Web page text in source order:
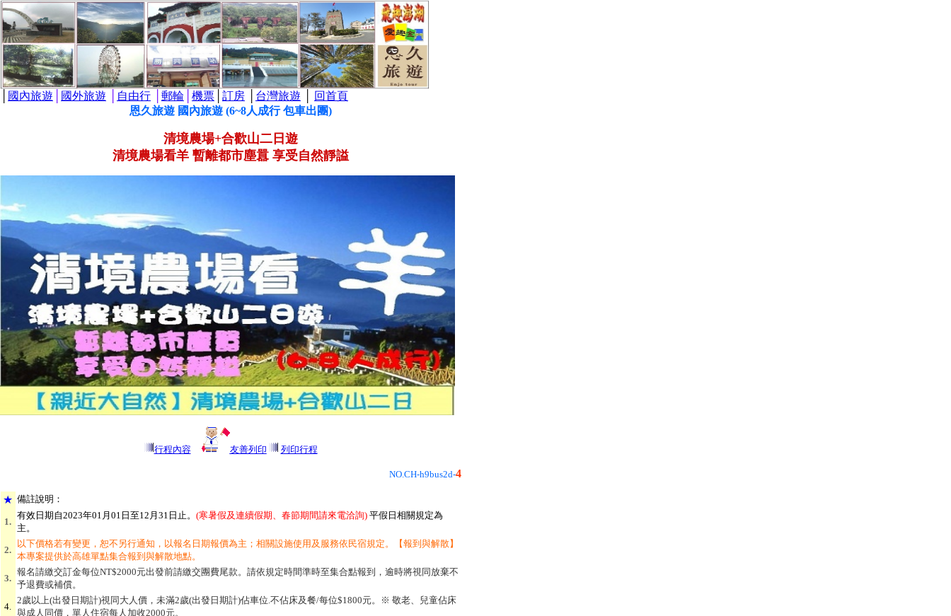
國內旅遊 國外旅遊 自由行 郵輪 機票 訂房 台灣旅遊
回首頁
恩久旅遊 國內旅遊 (6~8人成行 包車出團)
清境農場+合歡山二日遊
清境農場看羊 暫離都市塵囂 享受自然靜謚
行程內容 友善列印 列印行程
NO.CH-h9bus2d-4
★ 備註說明：
1.
有效日期自2023年01月01日至12月31日止。 (寒暑假及連續假期、春節期間請來電洽詢) 平假日相關規定為
主。
2.
以下價格若有變更，恕不另行通知，以報名日期報價為主；相關設施使用及服務依民宿規定。【報到與解散】
本專案提供於高雄單點集合報到與解散地點。
3.
報名請繳交訂金每位NT$2000元出發前請繳交團費尾款。請依規定時間準時至集合點報到，逾時將視同放棄不
予退費或補償。
4.
2歲以上(出發日期計)視同大人價，未滿2歲(出發日期計)佔車位.不佔床及餐/每位$1800元。※ 敬老、兒童佔床
與成人同價，單人住宿每人加收2000元。